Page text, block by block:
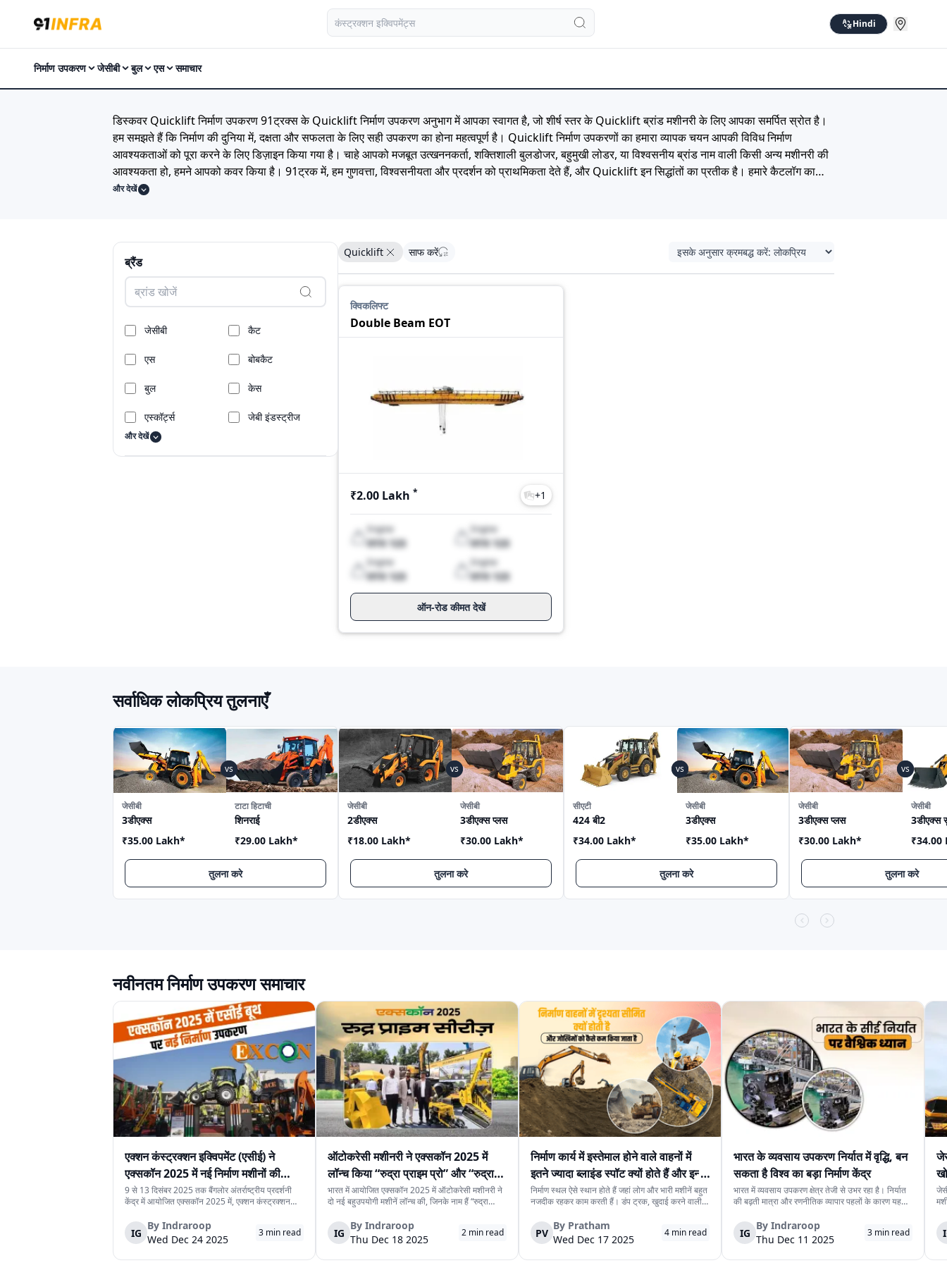
Hindi
निर्माण उपकरण जेसीबी बुल एस समाचार
डिस्कवर Quicklift निर्माण उपकरण 91ट्रक्स के Quicklift निर्माण उपकरण अनुभाग में आपका स्वागत है, जो शीर्ष स्तर के Quicklift ब्रांड मशीनरी के लिए आपका समर्पित स्रोत है।
हम समझते हैं कि निर्माण की दुनिया में, दक्षता और सफलता के लिए सही उपकरण का होना महत्वपूर्ण है। Quicklift निर्माण उपकरणों का हमारा व्यापक चयन आपकी विविध निर्माण
आवश्यकताओं को पूरा करने के लिए डिज़ाइन किया गया है। चाहे आपको मजबूत उत्खननकर्ता, शक्तिशाली बुलडोजर, बहुमुखी लोडर, या विश्वसनीय ब्रांड नाम वाली किसी अन्य मशीनरी की
आवश्यकता हो, हमने आपको कवर किया है। 91ट्रक में, हम गुणवत्ता, विश्वसनीयता और प्रदर्शन को प्राथमिकता देते हैं, और Quicklift इन सिद्धांतों का प्रतीक है। हमारे कैटलॉग का
अन्वेषण करें, विशिष्टताओं की तुलना करें, और आदर्श Quicklift निर्माण उपकरण ढूंढें जो आपकी निर्माण परियोजनाओं के उच्च मानकों से मेल खाता हो। अपनी उत्पादकता बढ़ाएँ और
Quicklift निर्माण उपकरण मूल्य सूची 2023
Model
Double Beam EOT₹2.00 Lakh
Last Updated: Jul 27, 2026
और देखें
ब्रैंड
जेसीबी कैट
एस बोबकैट
बुल केस
एस्कॉर्ट्स जेबी इंडस्ट्रीज
महिंद्रा
Yanmar L&T
Bronto Usha
KUBOTA Raymond
BEML
TQC YALE
Octopussy ZED
Leeboy OMI
PROAIM Hamm
TEREX
Vanjax Shantui
HITACHI Simpletec
Quicklift Jungheinrich
ICE HUBMAX
Takeuchi
और देखें
Quicklift साफ करें
क्विकलिफ्ट
Double Beam EOT
₹2.00 Lakh * +1
Engine
XYX 123
Engine
XYX 123
Engine
XYX 123
Engine
XYX 123
ऑन-रोड कीमत देखें
सर्वाधिक लोकप्रिय तुलनाएँ
जेसीबी
3डीएक्स
₹35.00 Lakh*
टाटा हिटाची
शिनराई
₹29.00 Lakh*
तुलना करे
जेसीबी
2डीएक्स
₹18.00 Lakh*
जेसीबी
3डीएक्स प्लस
₹30.00 Lakh*
तुलना करे
सीएटी
424 बी2
₹34.00 Lakh*
जेसीबी
3डीएक्स
₹35.00 Lakh*
तुलना करे
जेसीबी
3डीएक्स प्लस
₹30.00 Lakh*
जेसीबी
3डीएक्स
₹34.00
तुलना करे
नवीनतम निर्माण उपकरण समाचार
एक्शन कंस्ट्रक्शन इक्विपमेंट (एसीई) ने
एक्सकॉन 2025 में नई निर्माण मशीनों की
श्रृंखला पेश की
9 से 13 दिसंबर 2025 तक बैंगलोर अंतर्राष्ट्रीय प्रदर्शनी
केंद्र में आयोजित एक्सकॉन 2025 में, एक्शन कंस्ट्रक्शन
पेश की। यह नई मशीनें निर्माण स्थलों पर काम की गति, सुरक्षा
और संचालन को बेहतर बना...
IG
By Indraroop
Wed Dec 24 2025
3 min read
ऑटोकरेसी मशीनरी ने एक्सकॉन 2025 में
लॉन्च किया “रुद्रा प्राइम प्रो” और “रुद्रा
प्राइम मिनी”
भारत में आयोजित एक्सकॉन 2025 में ऑटोकरेसी मशीनरी ने
दो नई बहुउपयोगी मशीनें लॉन्च की, जिनके नाम हैं “रुद्रा
प्रोजेक्ट, यूटिलिटी प्रोजेक्ट और जोखिम-भरे प्रोजेक्ट के लिए
बनाई गई हैं, जहाँ साइट...
IG
By Indraroop
Thu Dec 18 2025
2 min read
निर्माण कार्य में इस्तेमाल होने वाले वाहनों में
इतने ज्यादा ब्लाइंड स्पॉट क्यों होते हैं और इन्हें
कैसे संभाला जाता है
निर्माण स्थल ऐसे स्थान होते हैं जहां लोग और भारी मशीनें बहुत
नजदीक रहकर काम करती हैं। डंप ट्रक, खुदाई करने वाली
लिए जरूरी होते हैं, लेकिन इनके साथ सुरक्षा से जुड़े खतरे भी
बढ़ जाते हैं। इनमें सबस...
PV
By Pratham
Wed Dec 17 2025
4 min read
भारत के व्यवसाय उपकरण निर्यात में वृद्धि, बन
सकता है विश्व का बड़ा निर्माण केंद्र
भारत में व्यवसाय उपकरण क्षेत्र तेजी से उभर रहा है। निर्यात
की बढ़ती मात्रा और रणनीतिक व्यापार पहलों के कारण यह
सरकार ने इस उद्योग को उच्च संभावनाओं वाला और निर्यात
उन्मुख मानकर अंतरराष्ट्रीय...
IG
By Indraroop
Thu Dec 11 2025
3 min read